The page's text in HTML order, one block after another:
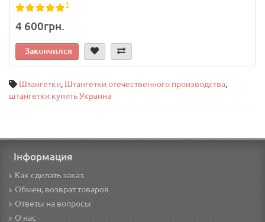
1
4 600грн.
Закончился
Штангетки, Штангетки отечественного производства,
штангетки купить Украина
Інформация
Как сделать заказ
Обмен, возврат товаров
Ответы на вопросы
О нас